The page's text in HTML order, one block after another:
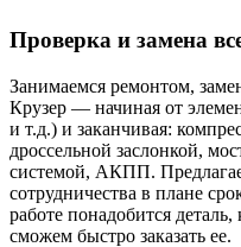
Проверка и замена
Занимаемся ремонтом,
Крузер — начиная от
и т.д.) и заканчивая:
дроссельной заслонкой,
системой, АКПП.
сотрудничества в плане
работе понадобится
сможем быстро заказать ее.